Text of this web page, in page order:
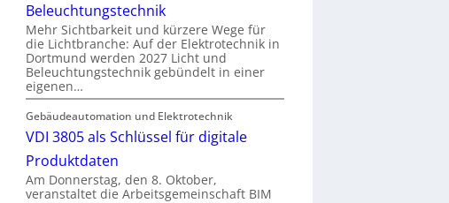
Beleuchtungstechnik
Mehr Sichtbarkeit und kürzere Wege für
die Lichtbranche: Auf der Elektrotechnik in
Dortmund werden 2027 Licht und
Beleuchtungstechnik gebündelt in einer
eigenen…
Gebäudeautomation und Elektrotechnik
VDI 3805 als Schlüssel für digitale
Produktdaten
Am Donnerstag, den 8. Oktober,
veranstaltet die Arbeitsgemeinschaft BIM